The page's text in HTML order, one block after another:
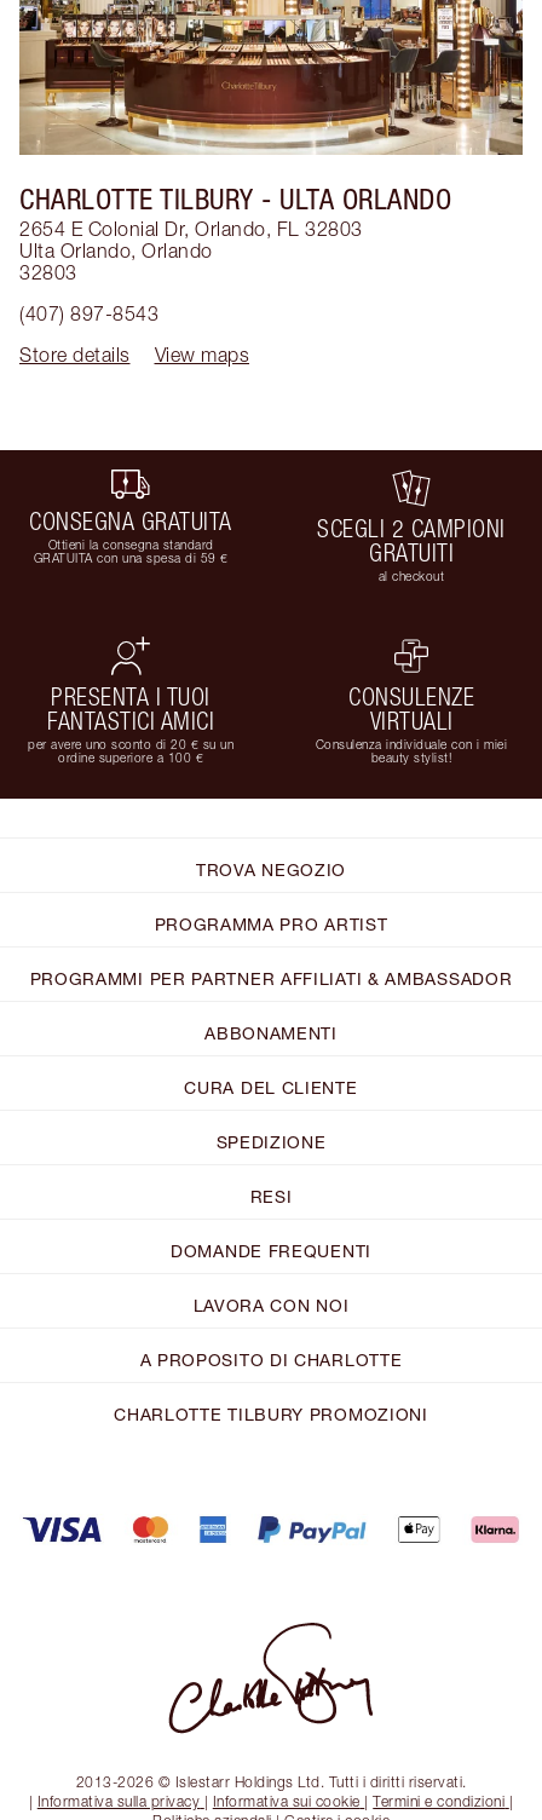
CHARLOTTE TILBURY - ULTA ORLANDO
2654 E Colonial Dr, Orlando, FL 32803
Ulta Orlando, Orlando
32803
(407) 897-8543
Store details
View maps
CONSEGNA GRATUITA
Ottieni la consegna standard
GRATUITA con una spesa di 59 €
SCEGLI 2 CAMPIONI
GRATUITI
al checkout
PRESENTA I TUOI
FANTASTICI AMICI
per avere uno sconto di 20 € su un
ordine superiore a 100 €
CONSULENZE
VIRTUALI
Consulenza individuale con i miei
beauty stylist!
TROVA NEGOZIO
PROGRAMMA PRO ARTIST
PROGRAMMI PER PARTNER AFFILIATI & AMBASSADOR
ABBONAMENTI
CURA DEL CLIENTE
SPEDIZIONE
RESI
DOMANDE FREQUENTI
LAVORA CON NOI
A PROPOSITO DI CHARLOTTE
CHARLOTTE TILBURY PROMOZIONI
2013-2026 © Islestarr Holdings Ltd. Tutti i diritti riservati.
| Informativa sulla privacy | Informativa sui cookie |Termini e condizioni |